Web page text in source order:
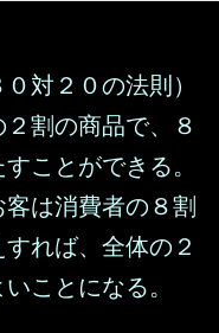
対２０の法則）
割の商品で、８
ことができる。
は消費者の８割
れば、全体の２
ことになる。